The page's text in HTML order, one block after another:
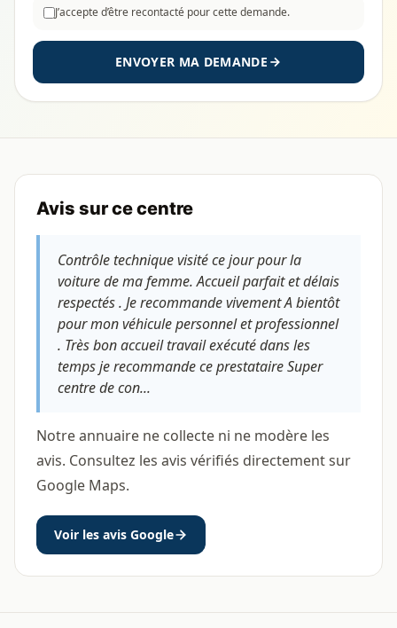
J’accepte d’être recontacté pour cette demande.
ENVOYER MA DEMANDE
Avis sur ce centre
Contrôle technique visité ce jour pour la
voiture de ma femme. Accueil parfait et délais
respectés . Je recommande vivement A bientôt
pour mon véhicule personnel et professionnel
. Très bon accueil travail exécuté dans les
temps je recommande ce prestataire Super
centre de con...
Notre annuaire ne collecte ni ne modère les
avis. Consultez les avis vérifiés directement sur
Google Maps.
Voir les avis Google